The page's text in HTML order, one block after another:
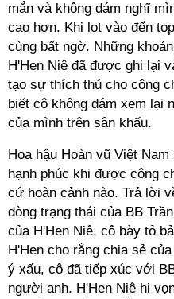
mắn và không dám nghĩ
cao hơn. Khi lọt vào đến
cùng bất ngờ. Những
H'Hen Niê đã được ghi lại
tạo sự thích thú cho công
biết cô không dám xem lại
của mình trên sân khấu.
Hoa hậu Hoàn vũ Việt
hạnh phúc khi được công
cứ hoàn cảnh nào. Trả lời
dòng trạng thái của BB
của H'Hen Niê, cô bày tỏ
H'Hen cho rằng chia sẻ
ý xấu, cô đã tiếp xúc với
người anh. H'Hen Niê hi